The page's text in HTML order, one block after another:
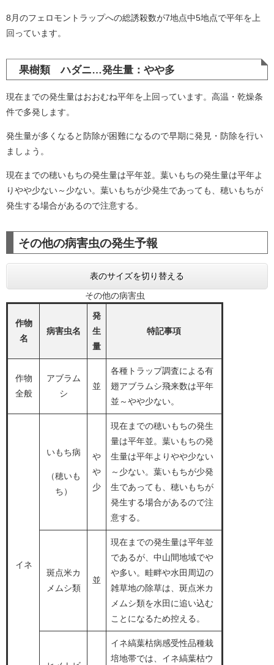
8月のフェロモントラップへの総誘殺数が7地点中5地点で平年を上
回っています。
果樹類 ハダニ…発生量：やや多
現在までの発生量はおおむね平年を上回っています。高温・乾燥条
件で多発します。
発生量が多くなると防除が困難になるので早期に発見・防除を行い
ましょう。
現在までの穂いもちの発生量は平年並。葉いもちの発生量は平年よ
りやや少ない～少ない。葉いもちが少発生であっても、穂いもちが
発生する場合があるので注意する。
その他の病害虫の発生予報
表のサイズを切り替える
その他の病害虫
作物
名
病害虫名
発
生
量
特記事項
作物
全般
アブラム
シ
並
各種トラップ調査による有
翅アブラムシ飛来数は平年
並～やや少ない。
イネ
いもち病
（穂いも
ち）
や
や
少
現在までの穂いもちの発生
量は平年並。葉いもちの発
生量は平年よりやや少ない
～少ない。葉いもちが少発
生であっても、穂いもちが
発生する場合があるので注
意する。
斑点米カ
メムシ類
並
現在までの発生量は平年並
であるが、中山間地域でや
や多い。畦畔や水田周辺の
雑草地の除草は、斑点米カ
メムシ類を水田に追い込む
ことになるため控える。
イネ縞葉枯病感受性品種栽
培地帯では、イネ縞葉枯ウ